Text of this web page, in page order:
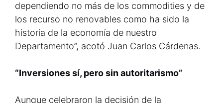
dependiendo no más de los commodities y de
los recurso no renovables como ha sido la
historia de la economía de nuestro
Departamento”, acotó Juan Carlos Cárdenas.
“Inversiones sí, pero sin autoritarismo”
Aunque celebraron la decisión de la